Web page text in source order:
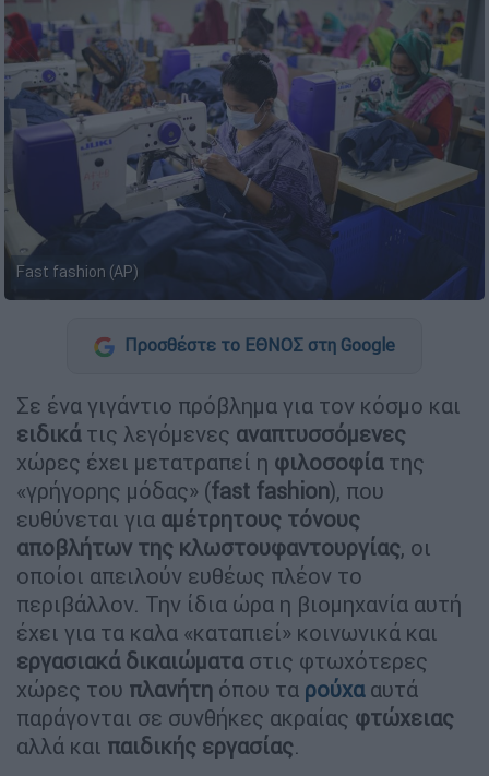
Fast fashion (AP)
Προσθέστε το ΕΘΝΟΣ στη Google
Σε ένα γιγάντιο πρόβλημα για τον κόσμο και
ειδικάτις λεγόμενες αναπτυσσόμενες
χώρες έχει μετατραπεί η φιλοσοφίατης
«γρήγορης μόδας» (fast fashion), που
ευθύνεται για αμέτρητους τόνους
αποβλήτων της κλωστουφαντουργίας, οι
οποίοι απειλούν ευθέως πλέον το
περιβάλλον. Την ίδια ώρα η βιομηχανία αυτή
έχει για τα καλα «καταπιεί» κοινωνικά και
εργασιακά δικαιώματαστις φτωχότερες
χώρες του πλανήτη όπου τα ρούχα αυτά
παράγονται σε συνθήκες ακραίας φτώχειας
αλλά και παιδικής εργασίας.